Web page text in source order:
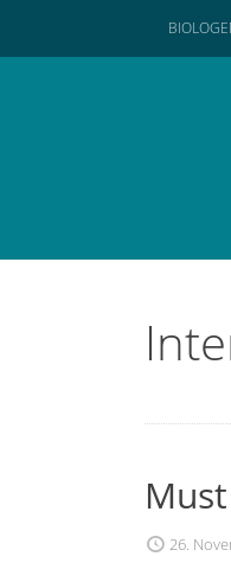
SKIP
26.